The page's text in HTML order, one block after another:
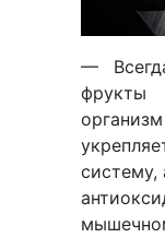
—
фрукты
систему,